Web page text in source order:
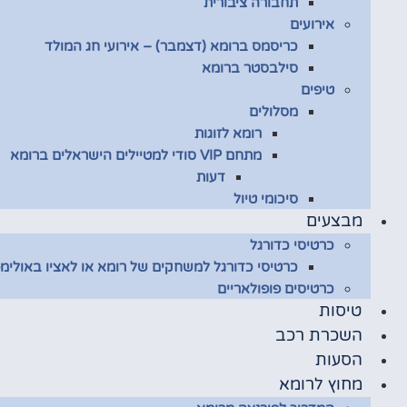
אירועים
כריסמס ברומא (דצמבר) – אירועי חג המולד
סילבסטר ברומא
טיפים
מסלולים
רומא לזוגות
מתחם VIP סודי למטיילים הישראלים ברומא
דעות
סיכומי טיול
מבצעים
כרטיסי כדורגל
כרטיסי כדורגל למשחקים של רומא או לאציו
כרטיסים פופולאריים
טיסות
השכרת רכב
הסעות
מחוץ לרומא